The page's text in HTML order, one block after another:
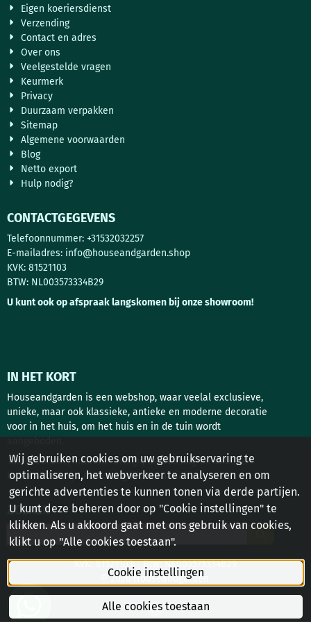
Eigen koeriersdienst
Verzending
Contact en adres
Over ons
Veelgestelde vragen
Keurmerk
Privacy
Duurzaam verpakken
Sitemap
Algemene voorwaarden
Blog
Netto export
Hulp nodig?
CONTACTGEGEVENS
Telefoonnummer: +31532032257
E-mailadres: info@houseandgarden.shop
KVK: 81521103
BTW: NL003573334B29
U kunt ook op afspraak langskomen bij onze showroom!
IN HET KORT
Houseandgarden is een webshop, waar veelal exclusieve,
unieke, maar ook klassieke, antieke en moderne decoratie
voor in het huis, om het huis en in de tuin wordt
Tuindecoratie, interieur design, deurbeslag en antieke
bouwstoffen zijn de belangrijkste rubrieken!
ZOEKEN
Zoeken
KvK: 81521103 - Btw: NL003573334B29
© 2026 Houseandgarden
Wij gebruiken cookies om uw gebruikservaring te
optimaliseren, het webverkeer te analyseren en om
gerichte advertenties te kunnen tonen via derde partijen.
U kunt deze beheren door op "Cookie instellingen" te
klikken. Als u akkoord gaat met ons gebruik van cookies,
klikt u op "Alle cookies toestaan".
Cookie instellingen
Alle cookies toestaan